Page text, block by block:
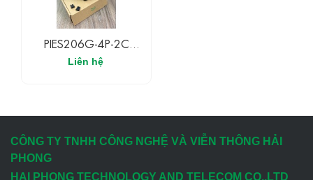
PIES206G-4P-2C
Upcom Switch POE
Công Nghiệp Không
Gigabit
Liên hệ
CÔNG TY TNHH CÔNG NGHỆ VÀ VIỄN THÔNG HẢI
PHONG
HAI PHONG TECHNOLOGY AND TELECOM CO.,LTD